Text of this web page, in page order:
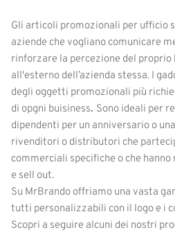
Gli articoli promozionali per ufficio
aziende che vogliano comunicare
rinforzare la percezione del proprio
all'esterno dell’azienda stessa. I
degli oggetti promozionali più
di opgni buisiness. Sono ideali per
dipendenti per un anniversario o
rivenditori o distributori che
commerciali specifiche o che
e sell out.
Su MrBrando offriamo una vasta
tutti personalizzabili con il logo e i
Scopri a seguire alcuni dei nostri